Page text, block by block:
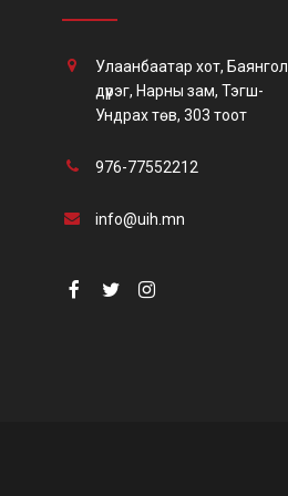
Улаанбаатар хот, Баянгол
дүүрэг, Нарны зам, Тэгш-
Ундрах төв, 303 тоот
976-77552212
info@uih.mn